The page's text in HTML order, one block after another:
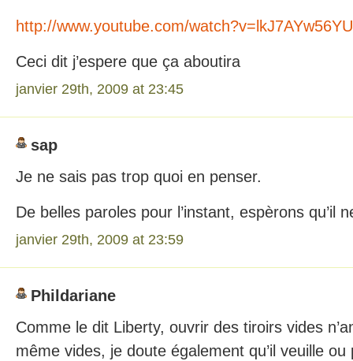
http://www.youtube.com/
Ceci dit j’espere que ça aboutira
janvier 29th, 2009 at 23:45
sap
Je ne sais pas trop quoi en penser.
De belles paroles pour l’instant, espèrons qu’il
janvier 29th, 2009 at 23:59
Phildariane
Comme le dit Liberty, ouvrir des tiroirs vides
même vides, je doute également qu’il veuille ou